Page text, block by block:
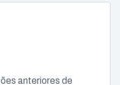
anteriores de